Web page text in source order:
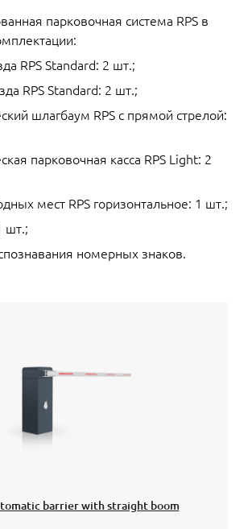
парковочная система RPS в
RPS Standard: 2 шт.;
RPS Standard: 2 шт.;
шлагбаум RPS с прямой стрелой:
парковочная касса RPS Light: 2
мест RPS горизонтальное: 1 шт.;
шт.;
номерных знаков.
barrier with straight boom